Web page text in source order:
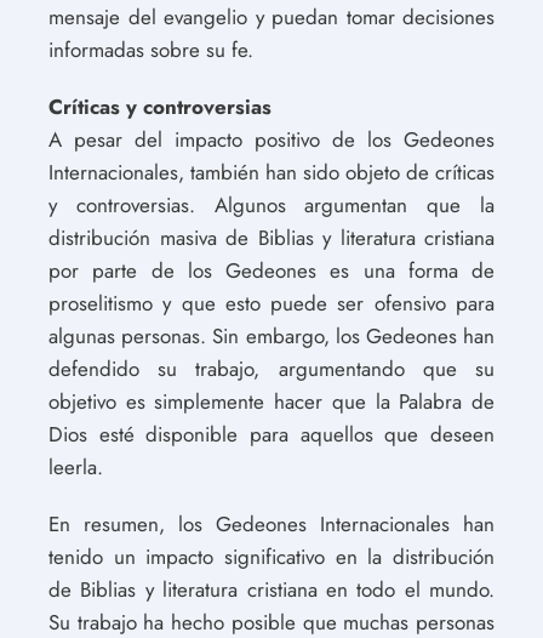
mensaje del evangelio y puedan tomar decisiones
informadas sobre su fe.
Críticas y controversias
A pesar del impacto positivo de los Gedeones
Internacionales, también han sido objeto de críticas
y controversias. Algunos argumentan que la
distribución masiva de Biblias y literatura cristiana
por parte de los Gedeones es una forma de
proselitismo y que esto puede ser ofensivo para
algunas personas. Sin embargo, los Gedeones han
defendido su trabajo, argumentando que su
objetivo es simplemente hacer que la Palabra de
Dios esté disponible para aquellos que deseen
leerla.
En resumen, los Gedeones Internacionales han
tenido un impacto significativo en la distribución
de Biblias y literatura cristiana en todo el mundo.
Su trabajo ha hecho posible que muchas personas